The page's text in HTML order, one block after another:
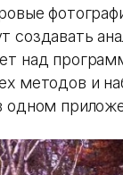
создавать
над
методов и
одном